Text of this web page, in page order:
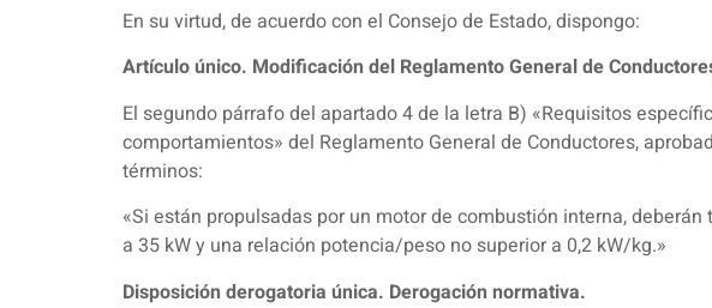
En su virtud, de acuerdo con el Consejo de Estado, dispongo:
Artículo único. Modificación del Reglamento General de
El segundo párrafo del apartado 4 de la letra B) «Requisitos
comportamientos» del Reglamento General de Conductores,
términos:
«Si están propulsadas por un motor de combustión interna,
a 35 kW y una relación potencia/peso no superior a 0,2 kW/kg.»
Disposición derogatoria única. Derogación normativa.